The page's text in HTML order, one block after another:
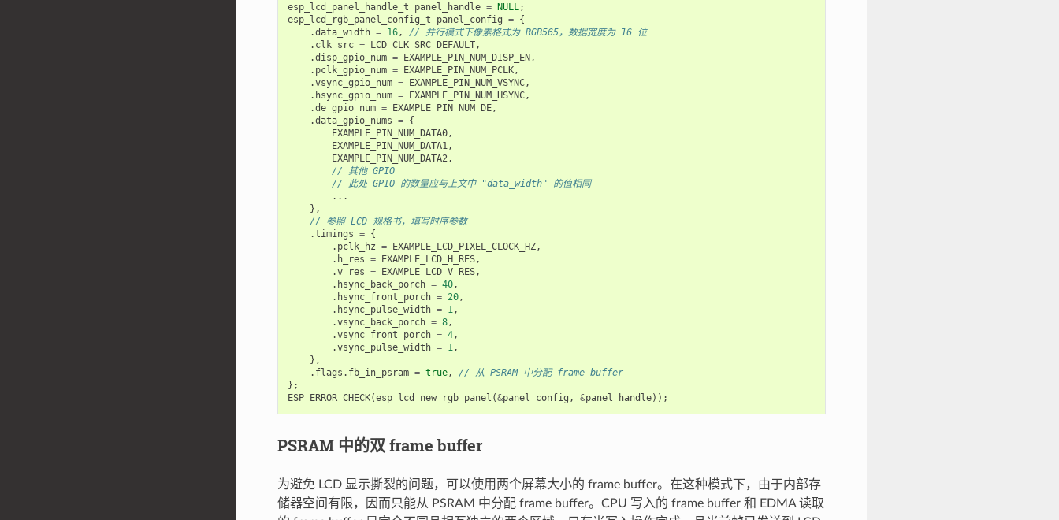
esp_lcd_panel_handle_t panel_handle = NULL;
esp_lcd_rgb_panel_config_t
panel_config = {
.data_width = 16,
// 并行模式下像素格式为 RGB565，数据宽度为 16 位
. clk_src = LCD_CLK_SRC_DEFAULT,
.disp_gpio_num = EXAMPLE_PIN_NUM_DISP_EN,
. pclk_gpio_num = EXAMPLE_PIN_NUM_PCLK,
.vsync_gpio_num = EXAMPLE_PIN_NUM_VSYNC,
. hsync_gpio_num = EXAMPLE_PIN_NUM_HSYNC,
.de_gpio_num = EXAMPLE_PIN_NUM_DE,
.data_gpio_nums = {
EXAMPLE_PIN_NUM_DATA0,
EXAMPLE_PIN_NUM_DATA1,
EXAMPLE_PIN_NUM_DATA2,
// 其他 GPIO
// 此处 GPIO 的数量应与上文中 "data_width" 的值相同
...
},
// 参照 LCD 规格书，填写时序参数
.timings = {
. pclk_hz = EXAMPLE_LCD_PIXEL_CLOCK_HZ,
. h_res = EXAMPLE_LCD_H_RES,
.v_res = EXAMPLE_LCD_V_RES,
. hsync_back_porch = 40,
. hsync_front_porch = 20,
. hsync_pulse_width = 1,
.vsync_back_porch = 8,
.vsync_front_porch = 4,
.vsync_pulse_width = 1,
},
. flags . fb_in_psram = true,
// 从 PSRAM 中分配 frame buffer
};
ESP_ERROR_CHECK(esp_lcd_new_rgb_panel (&panel_config , &panel_handle));
PSRAM 中的双 frame buffer
为避免 LCD 显示撕裂的问题，可以使用两个屏幕大小的 frame buffer。在这种模式下，由于内部存
储器空间有限，因而只能从 PSRAM 中分配 frame buffer。CPU 写入的 frame buffer 和 EDMA 读取